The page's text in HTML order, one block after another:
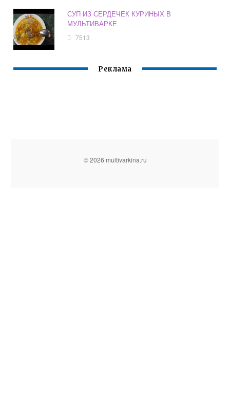
СУП ИЗ СЕРДЕЧЕК КУРИНЫХ В
МУЛЬТИВАРКЕ
7513
Реклама
© 2026 multivarkina.ru